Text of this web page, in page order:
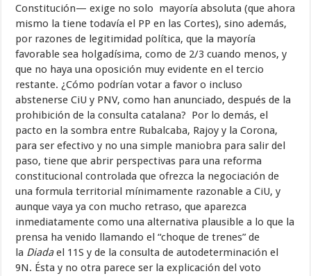
Constitución— exige no solo mayoría absoluta (que ahora
mismo la tiene todavía el PP en las Cortes), sino además,
por razones de legitimidad política, que la mayoría
favorable sea holgadísima, como de 2/3 cuando menos, y
que no haya una oposición muy evidente en el tercio
restante. ¿Cómo podrían votar a favor o incluso
abstenerse CiU y PNV, como han anunciado, después de la
prohibición de la consulta catalana? Por lo demás, el
pacto en la sombra entre Rubalcaba, Rajoy y la Corona,
para ser efectivo y no una simple maniobra para salir del
paso, tiene que abrir perspectivas para una reforma
constitucional controlada que ofrezca la negociación de
una formula territorial mínimamente razonable a CiU, y
aunque vaya ya con mucho retraso, que aparezca
inmediatamente como una alternativa plausible a lo que la
prensa ha venido llamando el “choque de trenes” de
la Diadael 11S y de la consulta de autodeterminación el
9N. Ésta y no otra parece ser la explicación del voto